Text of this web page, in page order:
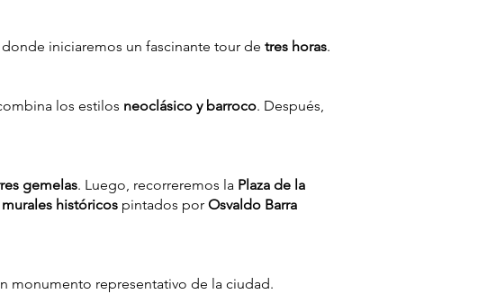
donde iniciaremos un fascinante tour de tres horas.
los estilos neoclásico y barroco. Después,
gemelas. Luego, recorreremos la Plaza de la
históricos pintados por Osvaldo Barra
monumento representativo de la ciudad.